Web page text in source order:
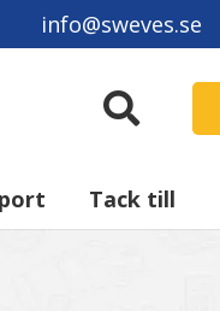
info@sweves.se
Tack till